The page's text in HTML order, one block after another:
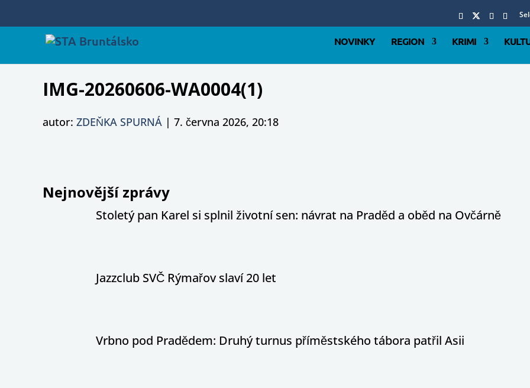
NOVINKY REGION KRIMI
IMG-20260606-WA0004(1)
autor: ZDEŇKA SPURNÁ | 7. června 2026, 20:18
Nejnovější zprávy
Stoletý pan Karel si splnil životní sen: návrat na Praděd a oběd na Ovčárně
Jazzclub SVČ Rýmařov slaví 20 let
Vrbno pod Pradědem: Druhý turnus příměstského tábora patřil Asii